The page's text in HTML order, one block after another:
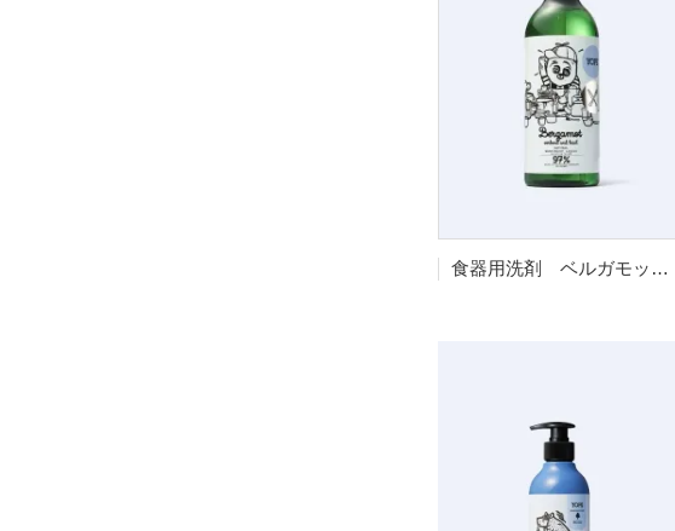
食器用洗剤 ベルガモット バーベナ & バジル